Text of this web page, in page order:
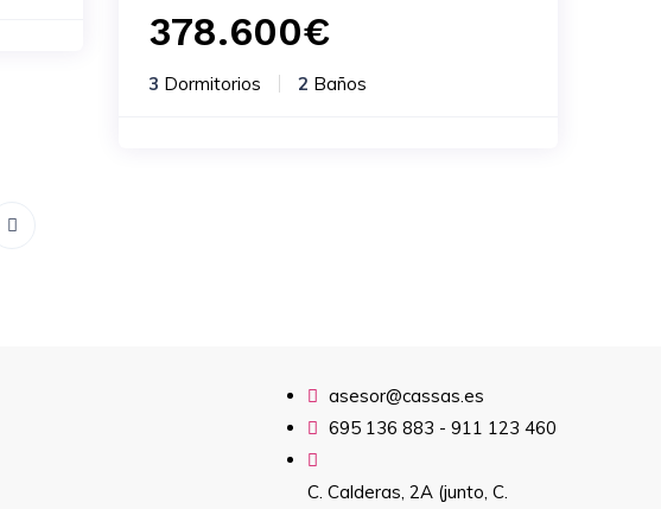
378.600€
3 Dormitorios 2 Baños
asesor@cassas.es
695 136 883 - 911 123 460
C. Calderas, 2A (junto, C.